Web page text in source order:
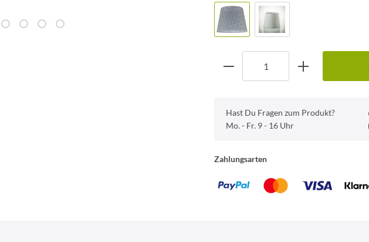
Hast Du Fragen zum Produkt?
Mo. - Fr. 9 - 16 Uhr
Zahlungsarten